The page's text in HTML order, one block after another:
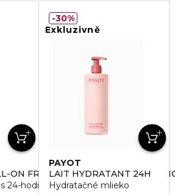
ON FRAÎCHEUR 24H SANNS
24-hodinovou účinnosťou
Exkluzivně
PAYOT
LAIT HYDRATANT 24H
Hydratačné mlieko
30%